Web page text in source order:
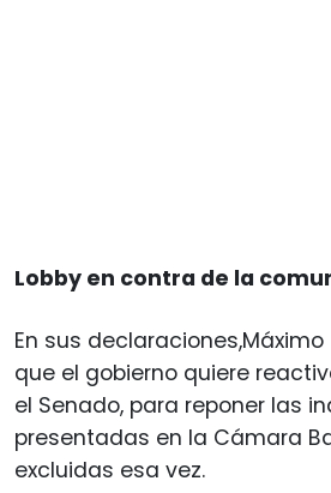
Lobby en contra de la
En sus
que el gobierno quiere
el Senado, para reponer las
presentadas en la Cámara
excluidas esa vez.